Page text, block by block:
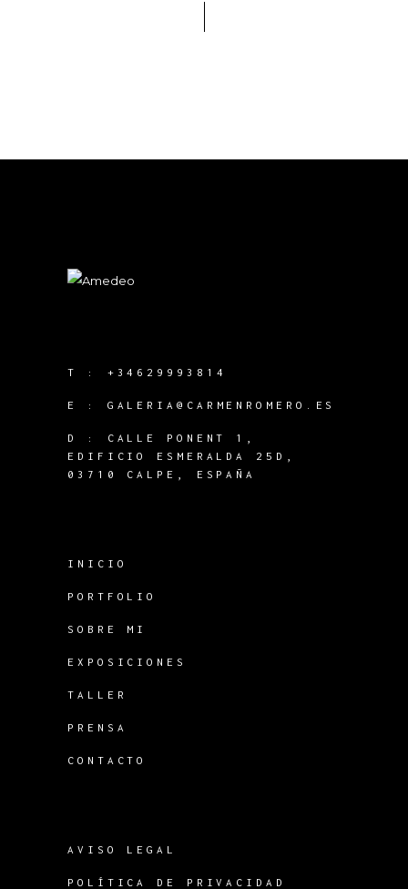
T : +34629993814
E : GALERIA@CARMENROMERO.ES
D : CALLE PONENT 1,
EDIFICIO ESMERALDA 25D,
03710 CALPE, ESPAÑA
INICIO
PORTFOLIO
SOBRE MI
EXPOSICIONES
TALLER
PRENSA
CONTACTO
AVISO LEGAL
POLÍTICA DE PRIVACIDAD